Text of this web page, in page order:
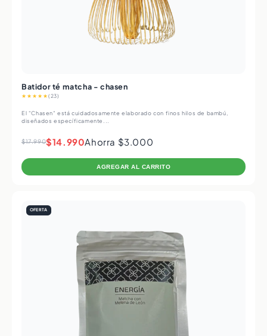
Batidor té matcha - chasen
★★★★★(23)
El "Chasen" está cuidadosamente elaborado con finos hilos de bambú,
diseñados específicamente...
$17.990$14.990Ahorra $3.000
AGREGAR AL CARRITO
OFERTA